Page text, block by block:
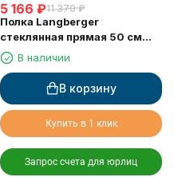
5 166 ₽11 370 ₽
Полка Langberger
стеклянная прямая 50 см
11051EВ наличии
В корзину
Купить в 1 клик
Запрос счета для юрлиц